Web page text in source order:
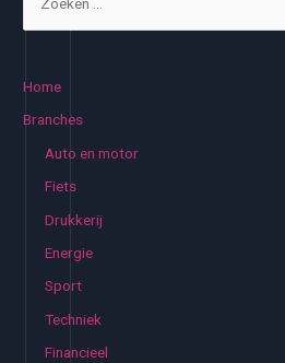
Home
Branches
Auto en motor
Fiets
Drukkerij
Energie
Sport
Techniek
Financieel